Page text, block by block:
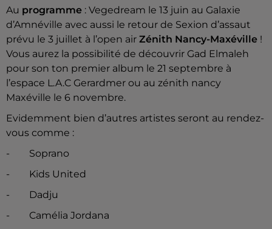
Au programme : Vegedream le 13 juin au Galaxie
d’Amnéville avec aussi le retour de Sexion d’assaut
prévu le 3 juillet à l’open air Zénith Nancy-Maxéville !
Vous aurez la possibilité de découvrir Gad Elmaleh
pour son ton premier album le 21 septembre à
l’espace L.A.C Gerardmer ou au zénith nancy
Maxéville le 6 novembre.
Evidemment bien d’autres artistes seront au rendez-
vous comme :
-
Soprano
-
Kids United
-
Dadju
-
Camélia Jordana